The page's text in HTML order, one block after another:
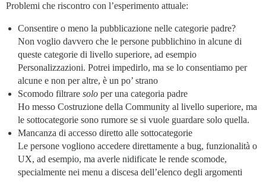
Problemi che riscontro con l’esperimento attuale:
Consentire o meno la pubblicazione nelle categorie padre?
Non voglio davvero che le persone pubblichino in alcune di
queste categorie di livello superiore, ad esempio
Personalizzazioni. Potrei impedirlo, ma se lo consentiamo per
alcune e non per altre, è un po’ strano
Scomodo filtrare solo per una categoria padre
Ho messo Costruzione della Community al livello superiore, ma
le sottocategorie sono rumore se si vuole guardare solo quella.
Mancanza di accesso diretto alle sottocategorie
Le persone vogliono accedere direttamente a bug, funzionalità o
UX, ad esempio, ma averle nidificate le rende scomode,
specialmente nei menu a discesa dell’elenco degli argomenti